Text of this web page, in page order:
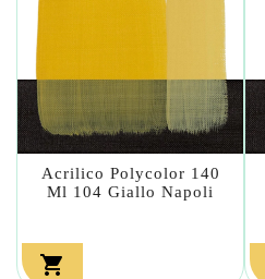
Acrilico Polycolor 140
Ml 104 Giallo Napoli
